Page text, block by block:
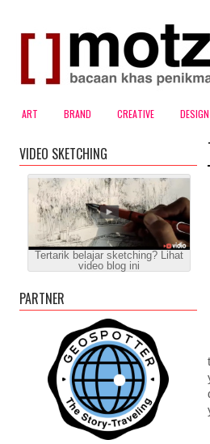
ART BRAND CREATIVE DESIGN
VIDEO SKETCHING
Tertarik belajar sketching? Lihat
video blog ini
PARTNER